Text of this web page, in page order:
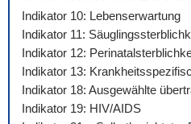
Indikator 10: Lebenserwartung
Indikator 11:
Indikator 12:
Indikator 13:
Indikator 18: Ausgewählte
Indikator 19: HIV/AIDS